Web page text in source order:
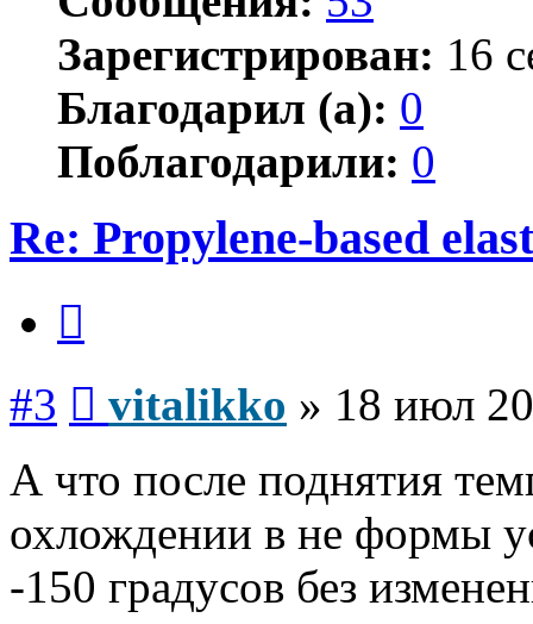
Зарегистрирован: 16
Благодарил (а): 0
Поблагодарили: 0
Re: Propylene-based
#3 vitalikko » 18 июл
А что после поднятия
охлождении в не формы
-150 градусов без